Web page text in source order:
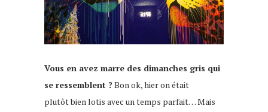
Vous en avez marre des dimanches gris qui
se ressemblent ? Bon ok, hier on était
plutôt bien lotis avec un temps parfait… Mais